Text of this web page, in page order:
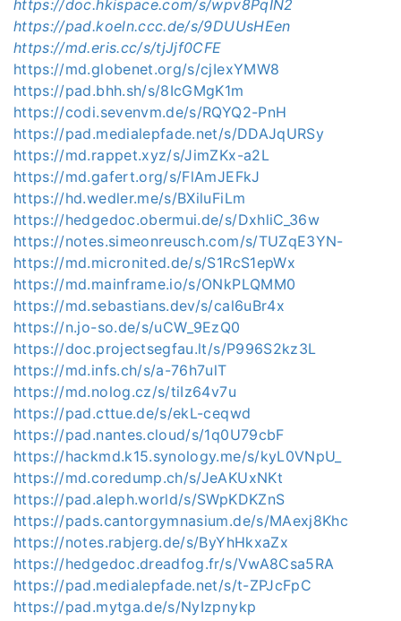
https://doc.hkispace.com/s/wpv8PqIN2
https://pad.koeln.ccc.de/s/9DUUsHEen
https://md.eris.cc/s/tjJjf0CFE
https://md.globenet.org/s/cjIexYMW8
https://pad.bhh.sh/s/8IcGMgK1m
https://codi.sevenvm.de/s/RQYQ2-PnH
https://pad.medialepfade.net/s/DDAJqURSy
https://md.rappet.xyz/s/JimZKx-a2L
https://md.gafert.org/s/FlAmJEFkJ
https://hd.wedler.me/s/BXiluFiLm
https://hedgedoc.obermui.de/s/DxhliC_36w
https://notes.simeonreusch.com/s/TUZqE3YN-
https://md.micronited.de/s/S1RcS1epWx
https://md.mainframe.io/s/ONkPLQMM0
https://md.sebastians.dev/s/cal6uBr4x
https://n.jo-so.de/s/uCW_9EzQ0
https://doc.projectsegfau.lt/s/P996S2kz3L
https://md.infs.ch/s/a-76h7ulT
https://md.nolog.cz/s/tiIz64v7u
https://pad.cttue.de/s/ekL-ceqwd
https://pad.nantes.cloud/s/1q0U79cbF
https://hackmd.k15.synology.me/s/kyL0VNpU_
https://md.coredump.ch/s/JeAKUxNKt
https://pad.aleph.world/s/SWpKDKZnS
https://pads.cantorgymnasium.de/s/MAexj8Khc
https://notes.rabjerg.de/s/ByYhHkxaZx
https://hedgedoc.dreadfog.fr/s/VwA8Csa5RA
https://pad.medialepfade.net/s/t-ZPJcFpC
https://pad.mytga.de/s/NyIzpnykp